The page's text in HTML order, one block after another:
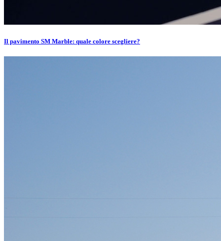
Il pavimento SM Marble: quale colore scegliere?